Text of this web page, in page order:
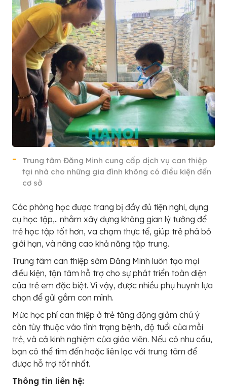
Trung tâm Đăng Minh cung cấp dịch vụ can thiệp
tại nhà cho những gia đình không có điều kiện đến
cơ sở
Các phòng học được trang bị đầy đủ tiện nghi, dụng
cụ học tập,.. nhằm xây dựng không gian lý tưởng để
trẻ học tập tốt hơn, va chạm thực tế, giúp trẻ phá bỏ
giới hạn, và nâng cao khả năng tập trung.
Trung tâm can thiệp sớm Đăng Minh luôn tạo mọi
điều kiện, tận tâm hỗ trợ cho sự phát triển toàn diện
của trẻ em đặc biệt. Vì vậy, được nhiều phụ huynh lựa
chọn để gửi gắm con mình.
Mức học phí can thiệp ở trẻ tăng động giảm chú ý
còn tùy thuộc vào tình trạng bệnh, độ tuổi của mỗi
trẻ, và cả kinh nghiệm của giáo viên. Nếu có nhu cầu,
bạn có thể tìm đến hoặc liên lạc với trung tâm để
được hỗ trợ tốt nhất.
Thông tin liên hệ: